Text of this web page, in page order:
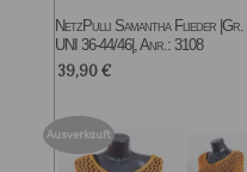
NetzPulli Samantha Flieder |Gr.
UNI 36-44/46|, Anr.: 3108
39,90€
Ausverkauft